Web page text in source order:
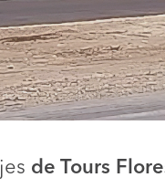
de Tours